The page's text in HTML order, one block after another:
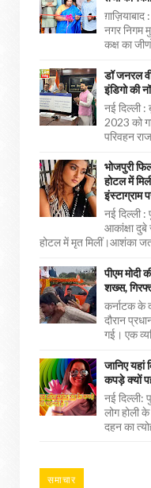
नगर निगम
कक्ष का
डॉ जनरल
इंडिगो की
नई दिल्ली :
2023 को
परिवहन
भोजपुरी
होटल में
इंस्टाग्राम
नई दिल्ली :
आकांक्षा दुबे
होटल में मृत मिलीं।आशंका
पीएम मोदी
शख्स,
कर्नाटक के
दौरान
गई। एक
जानिए यहां
कपड़े क्यों
नई दिल्ली:
लोग होली
दहन का
समाचार